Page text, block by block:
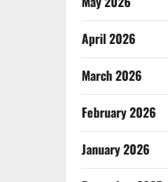
April 2026
March 2026
February 2026
January 2026